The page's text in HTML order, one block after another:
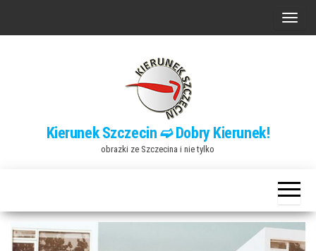
P
n
a
w
i
Kierunek Szczecin ➫ Dobry Kierunek!
obrazki ze Szczecina i nie tylko